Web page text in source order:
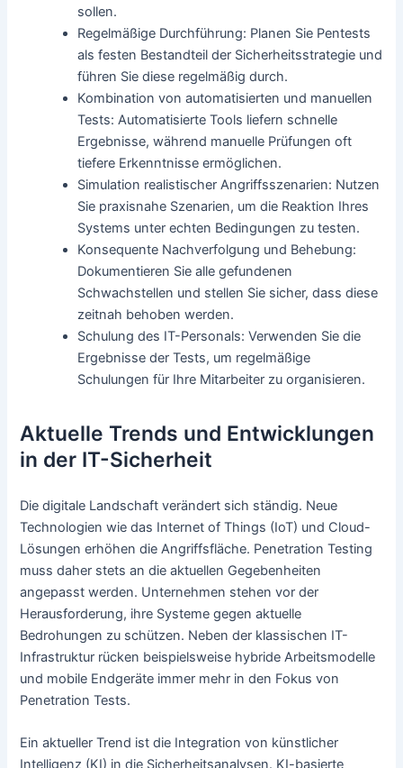
sollen.
Regelmäßige Durchführung: Planen Sie Pentests
als festen Bestandteil der Sicherheitsstrategie und
führen Sie diese regelmäßig durch.
Kombination von automatisierten und manuellen
Tests: Automatisierte Tools liefern schnelle
Ergebnisse, während manuelle Prüfungen oft
tiefere Erkenntnisse ermöglichen.
Simulation realistischer Angriffsszenarien: Nutzen
Sie praxisnahe Szenarien, um die Reaktion Ihres
Systems unter echten Bedingungen zu testen.
Konsequente Nachverfolgung und Behebung:
Dokumentieren Sie alle gefundenen
Schwachstellen und stellen Sie sicher, dass diese
zeitnah behoben werden.
Schulung des IT-Personals: Verwenden Sie die
Ergebnisse der Tests, um regelmäßige
Schulungen für Ihre Mitarbeiter zu organisieren.
Aktuelle Trends und Entwicklungen
in der IT-Sicherheit
Die digitale Landschaft verändert sich ständig. Neue
Technologien wie das Internet of Things (IoT) und Cloud-
Lösungen erhöhen die Angriffsfläche. Penetration Testing
muss daher stets an die aktuellen Gegebenheiten
angepasst werden. Unternehmen stehen vor der
Herausforderung, ihre Systeme gegen aktuelle
Bedrohungen zu schützen. Neben der klassischen IT-
Infrastruktur rücken beispielsweise hybride Arbeitsmodelle
und mobile Endgeräte immer mehr in den Fokus von
Penetration Tests.
Ein aktueller Trend ist die Integration von künstlicher
Intelligenz (KI) in die Sicherheitsanalysen. KI-basierte